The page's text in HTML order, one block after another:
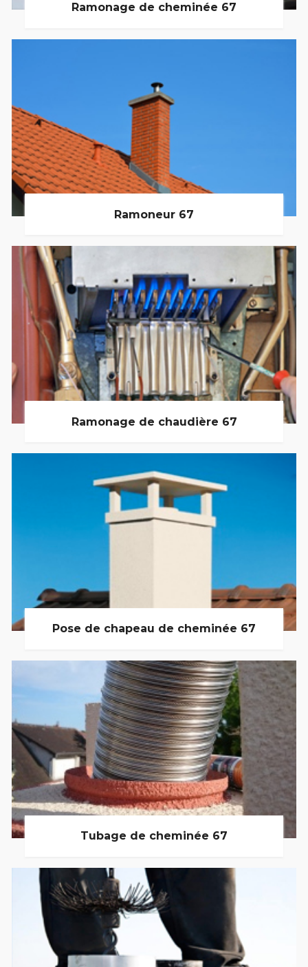
Ramonage de cheminée 67
Ramoneur 67
Ramonage de chaudière 67
Pose de chapeau de cheminée 67
Tubage de cheminée 67